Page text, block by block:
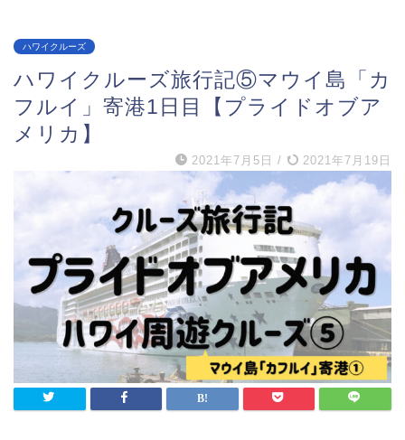
ハワイクルーズ
ハワイクルーズ旅行記⑤マウイ島「カ
フルイ」寄港1日目【プライドオブア
メリカ】
2021年7月5日 / 2021年7月19日